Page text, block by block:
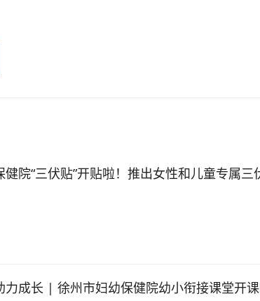
院“三伏贴”开贴啦！推出女性和儿童专属三
力成长 | 徐州市妇幼保健院幼小衔接课堂开课